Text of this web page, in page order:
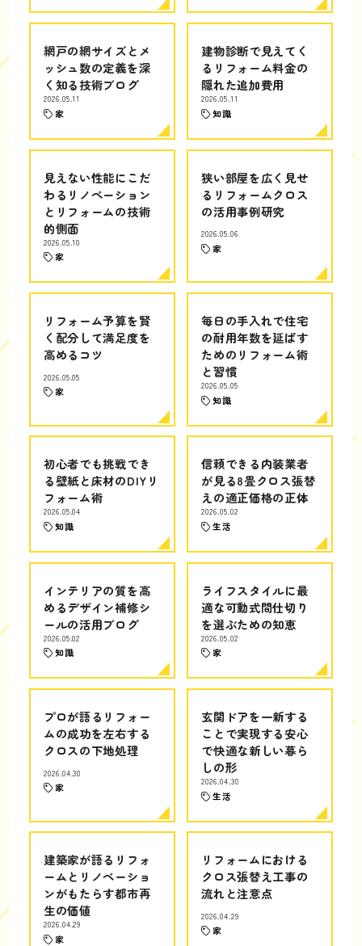
網戸の網サイズとメ
ッシュ数の定義を深
く知る技術ブログ
2026.05.11
家
建物診断で見えてく
るリフォーム料金の
隠れた追加費用
2026.05.11
知識
見えない性能にこだ
わるリノベーション
とリフォームの技術
的側面
2026.05.10
家
狭い部屋を広く見せ
るリフォームクロス
の活用事例研究
2026.05.06
家
リフォーム予算を賢
く配分して満足度を
高めるコツ
2026.05.05
家
毎日の手入れで住宅
の耐用年数を延ばす
ためのリフォーム術
と習慣
2026.05.05
知識
初心者でも挑戦でき
る壁紙と床材のDIYリ
フォーム術
2026.05.04
知識
信頼できる内装業者
が見る8畳クロス張替
えの適正価格の正体
2026.05.02
生活
インテリアの質を高
めるデザイン補修シ
ールの活用ブログ
2026.05.02
知識
ライフスタイルに最
適な可動式間仕切り
を選ぶための知恵
2026.05.02
家
プロが語るリフォー
ムの成功を左右する
クロスの下地処理
2026.04.30
家
玄関ドアを一新する
ことで実現する安心
で快適な新しい暮ら
しの形
2026.04.30
生活
建築家が語るリフォ
ームとリノベーショ
ンがもたらす都市再
生の価値
2026.04.29
家
リフォームにおける
クロス張替え工事の
流れと注意点
2026.04.29
家